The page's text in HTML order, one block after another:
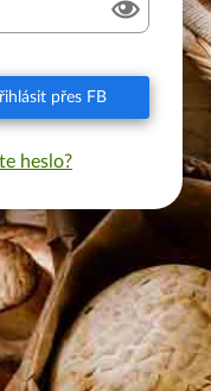
přes FB
heslo?